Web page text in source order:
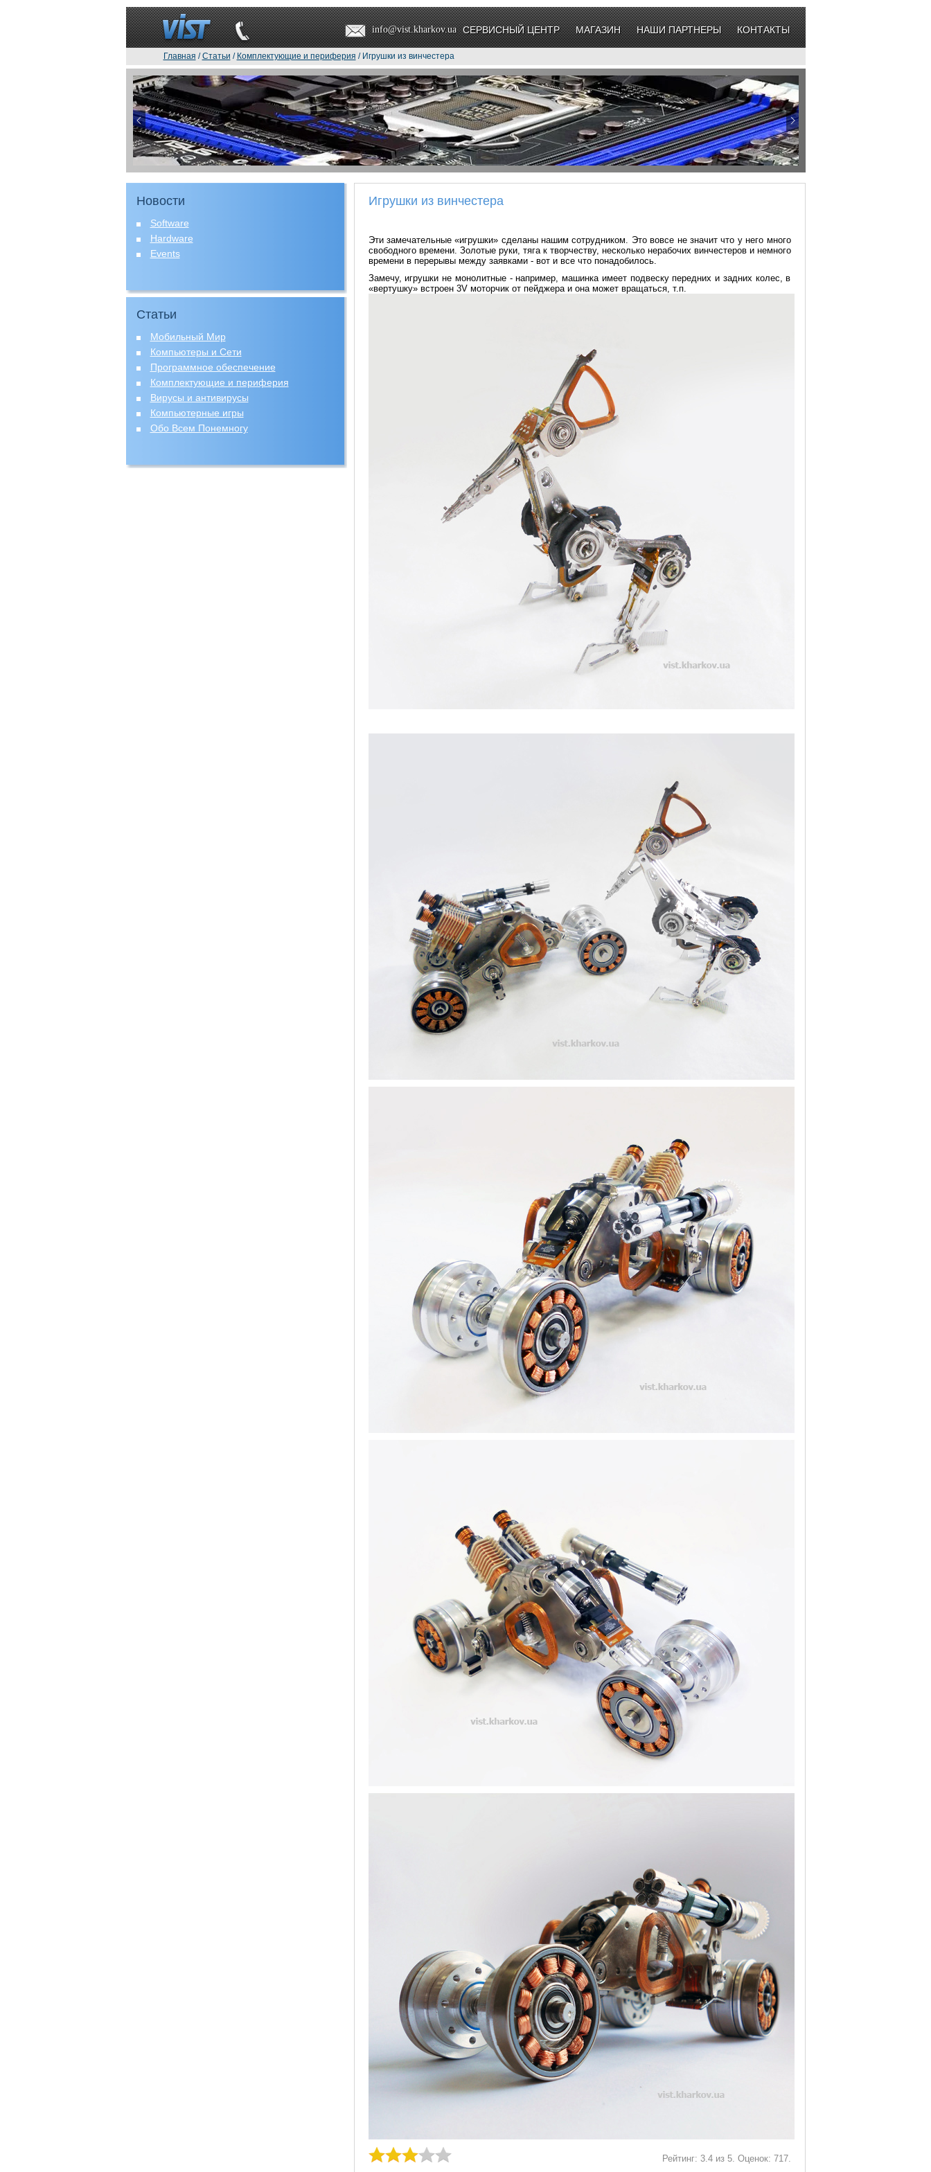
info@vist.kharkov.ua СЕРВИСНЫЙ ЦЕНТР МАГАЗИН НАШИ ПАРТНЕРЫ КОНТАКТЫ
Главная /Статьи / Комплектующие и периферия / Игрушки из винчестера
Новости
Software
Hardware
Events
Статьи
Мобильный Мир
Компьютеры и Сети
Программное обеспечение
Комплектующие и периферия
Вирусы и антивирусы
Компьютерные игры
Обо Всем Понемногу
Игрушки из винчестера
Эти замечательные «игрушки» сделаны нашим сотрудником. Это вовсе не значит что у него много
свободного времени. Золотые руки, тяга к творчеству, несколько нерабочих винчестеров и немного
времени в перерывы между заявками - вот и все что понадобилось.
Замечу, игрушки не монолитные - например, машинка имеет подвеску передних и задних колес, в
«вертушку» встроен 3V моторчик от пейджера и она может вращаться, т.п.
Рейтинг: 3.4из 5. Оценок: 717.